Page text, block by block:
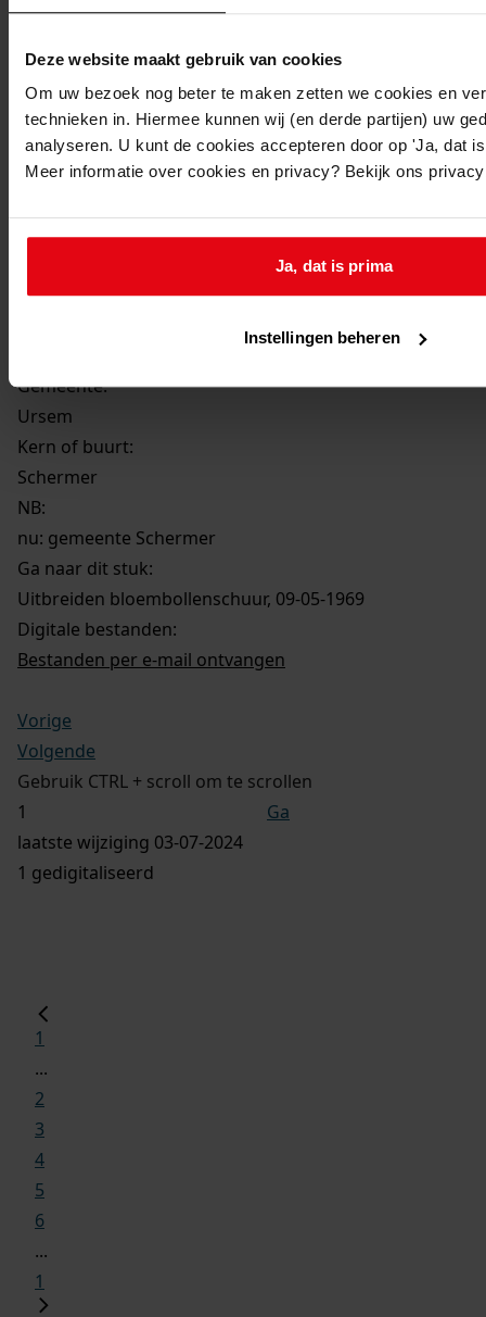
Deze website maakt gebruik van cookies
Om uw bezoek nog beter te maken zetten we cookies en
technieken in. Hiermee kunnen wij (en derde partijen) uw
analyseren. U kunt de cookies accepteren door op 'Ja, dat
Meer informatie over cookies en privacy? Bekijk ons
Ja, dat is prima
Instellingen beheren
09-05-1969
Uitbreiden bloembollenschuur
Datum vergunning:
09-05-1969
Adres:
Gemeente:
Ursem
Kern of buurt:
Schermer
NB:
nu: gemeente Schermer
Ga naar dit stuk:
Uitbreiden bloembollenschuur, 09-05-1969
Digitale bestanden:
Bestanden per e-mail ontvangen
Vorige
Volgende
Gebruik CTRL + scroll om te scrollen
Ga
laatste wijziging 03-07-2024
1 gedigitaliseerd
1
...
2
3
4
5
6
...
1